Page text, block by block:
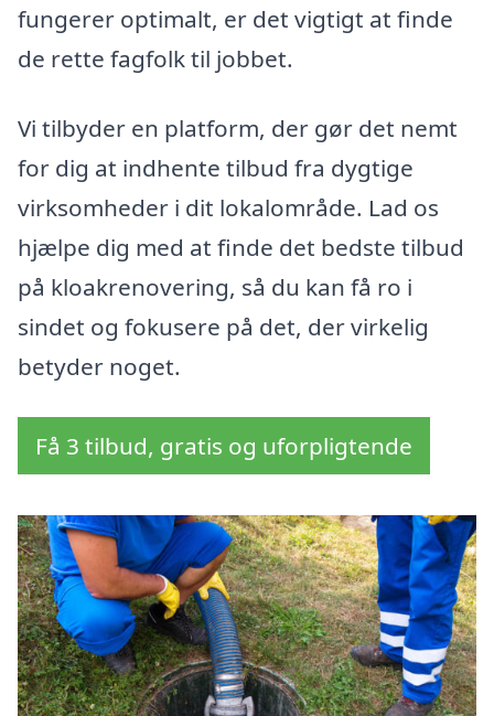
fungerer optimalt, er det vigtigt at finde
de rette fagfolk til jobbet.
Vi tilbyder en platform, der gør det nemt
for dig at indhente tilbud fra dygtige
virksomheder i dit lokalområde. Lad os
hjælpe dig med at finde det bedste tilbud
på kloakrenovering, så du kan få ro i
sindet og fokusere på det, der virkelig
betyder noget.
Få 3 tilbud, gratis og uforpligtende